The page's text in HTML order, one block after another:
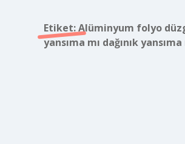
Etiket:Alüminyum folyo
yansıma mı dağınık yansıma